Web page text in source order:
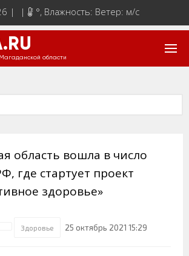
| | °, Влажность: Ветер: м/с
области
область вошла в число
где стартует проект
здоровье»
Здоровье 25 октябрь 2021 15:29